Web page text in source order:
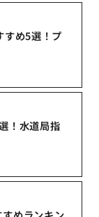
すめ5選！プ
！水道局指